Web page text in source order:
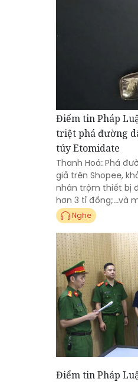
Điểm tin Pháp
triệt phá đường
túy Etomidate
Thanh Hoá: Phá
giả trên Shopee,
nhân trộm thiết bị
hơn 3 tỉ đồng;...và
Nghe
Điểm tin Pháp